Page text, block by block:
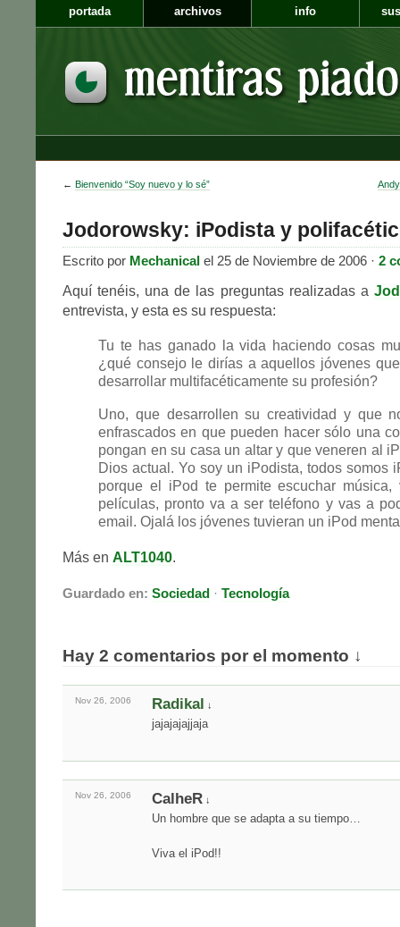
portada archivos info
← Bienvenido “Soy nuevo y lo sé”
Jodorowsky: iPodista y
Escrito por Mechanical el 25 de Noviembre de 2006 · 2
Aquí tenéis, una de las preguntas realizadas a
entrevista, y esta es su respuesta:
Tu te has ganado la vida haciendo cosas
¿qué consejo le dirías a aquellos jóvenes
desarrollar multifacéticamente su profesión?
Uno, que desarrollen su creatividad y que
enfrascados en que pueden hacer sólo una
pongan en su casa un altar y que veneren al
Dios actual. Yo soy un iPodista, todos somos
porque el iPod te permite escuchar música,
películas, pronto va a ser teléfono y vas a
email. Ojalá los jóvenes tuvieran un iPod
Más en ALT1040.
Guardado en: Sociedad · Tecnología
Hay 2 comentarios por el momento ↓
Nov 26, 2006 Radikal ↓
jajajajajjaja
Nov 26, 2006 CalheR ↓
Un hombre que se adapta a su tiempo…
Viva el iPod!!